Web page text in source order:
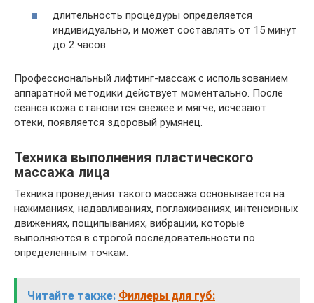
длительность процедуры определяется
индивидуально, и может составлять от 15 минут
до 2 часов.
Профессиональный лифтинг-массаж с использованием
аппаратной методики действует моментально. После
сеанса кожа становится свежее и мягче, исчезают
отеки, появляется здоровый румянец.
Техника выполнения пластического
массажа лица
Техника проведения такого массажа основывается на
нажиманиях, надавливаниях, поглаживаниях, интенсивных
движениях, пощипываниях, вибрации, которые
выполняются в строгой последовательности по
определенным точкам.
Читайте также: Филлеры для губ: